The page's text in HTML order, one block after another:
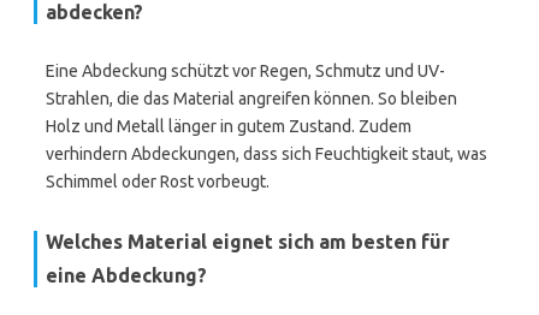
abdecken?
Eine Abdeckung schützt vor Regen, Schmutz und UV-
Strahlen, die das Material angreifen können. So bleiben
Holz und Metall länger in gutem Zustand. Zudem
verhindern Abdeckungen, dass sich Feuchtigkeit staut, was
Schimmel oder Rost vorbeugt.
Welches Material eignet sich am besten für
eine Abdeckung?